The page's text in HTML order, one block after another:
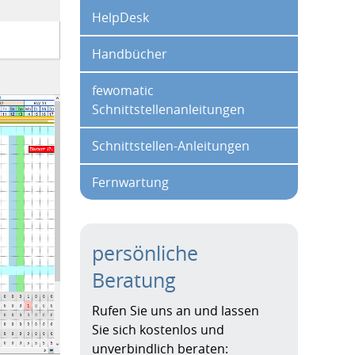
HelpDesk
Handbücher
fewomatic
Schnittstellenanleitungen
Schnittstellen-Anleitungen
Fernwartung
persönliche
Beratung
Rufen Sie uns an und lassen
Sie sich kostenlos und
unverbindlich beraten: